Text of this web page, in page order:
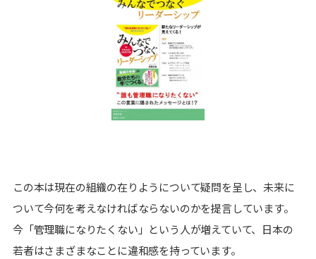
この本は現在の組織の在りようについて疑問を呈し、未来に
ついて今何を考えなければならないのかを提言しています。
今「管理職になりたくない」という人が増えていて、日本の
若者はさまざまなことに違和感を持っています。